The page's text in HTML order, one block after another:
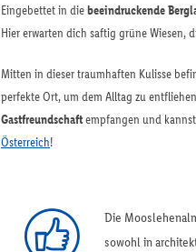
Eingebettet in diebeeindruckende
Hier erwarten dich saftig grüne Wiesen,
Mitten in dieser traumhaften Kulisse
perfekte Ort, um dem Alltag zu
Gastfreundschaftempfangen und
Österreich!
Die
sowohl in